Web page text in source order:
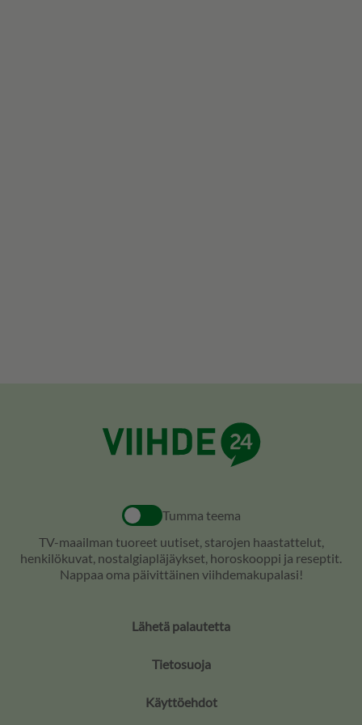
Tumma teema
TV-maailman tuoreet uutiset, starojen haastattelut,
henkilökuvat, nostalgiapläjäykset, horoskooppi ja reseptit.
Nappaa oma päivittäinen viihdemakupalasi!
Lähetä palautetta
Tietosuoja
Käyttöehdot